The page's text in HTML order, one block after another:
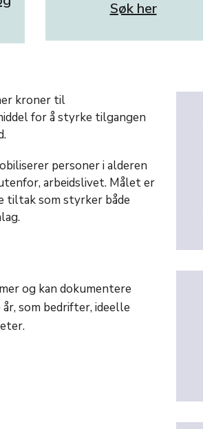
Søk her
kroner til
for å styrke tilgangen
personer i alderen
arbeidslivet. Målet er
tiltak som styrker både
og kan dokumentere
som bedrifter, ideelle